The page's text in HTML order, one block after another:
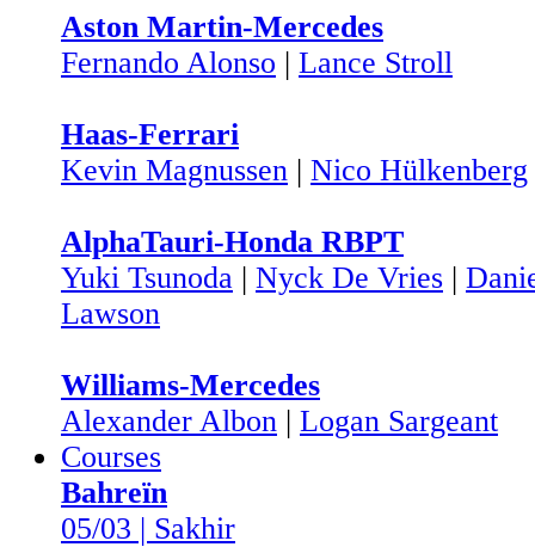
Aston Martin-Mercedes
Fernando Alonso | Lance Stroll
Haas-Ferrari
Kevin Magnussen | Nico Hülkenberg
AlphaTauri-Honda RBPT
Yuki Tsunoda | Nyck De Vries |
Lawson
Williams-Mercedes
Alexander Albon | Logan Sargeant
Courses
Bahreïn
05/03 | Sakhir